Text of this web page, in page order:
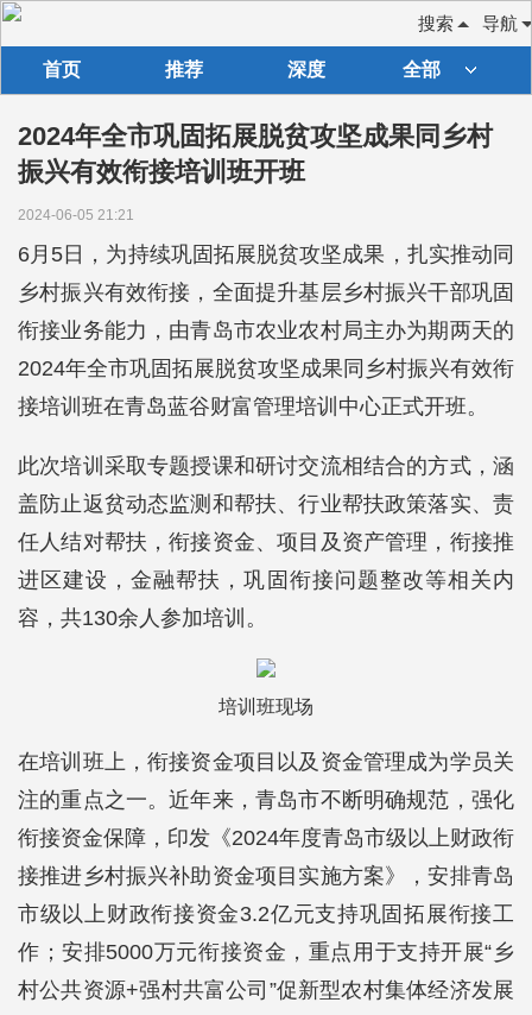
导航
搜索
首页 推荐 深度 全部
2024年全市巩固拓展脱贫攻坚成果同乡村
振兴有效衔接培训班开班
2024-06-05 21:21
6月5日，为持续巩固拓展脱贫攻坚成果，扎实推动同
乡村振兴有效衔接，全面提升基层乡村振兴干部巩固
衔接业务能力，由青岛市农业农村局主办为期两天的
2024年全市巩固拓展脱贫攻坚成果同乡村振兴有效衔
接培训班在青岛蓝谷财富管理培训中心正式开班。
此次培训采取专题授课和研讨交流相结合的方式，涵
盖防止返贫动态监测和帮扶、行业帮扶政策落实、责
任人结对帮扶，衔接资金、项目及资产管理，衔接推
进区建设，金融帮扶，巩固衔接问题整改等相关内
容，共130余人参加培训。
培训班现场
在培训班上，衔接资金项目以及资金管理成为学员关
注的重点之一。近年来，青岛市不断明确规范，强化
衔接资金保障，印发《2024年度青岛市级以上财政衔
接推进乡村振兴补助资金项目实施方案》，安排青岛
市级以上财政衔接资金3.2亿元支持巩固拓展衔接工
作；安排5000万元衔接资金，重点用于支持开展“乡
村公共资源+强村共富公司”促新型农村集体经济发展